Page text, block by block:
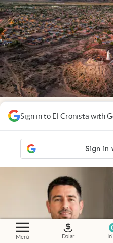
Menú Dolar
Sign in to El Cronista with
Economía al día
Vaca
ciudad que empieza a